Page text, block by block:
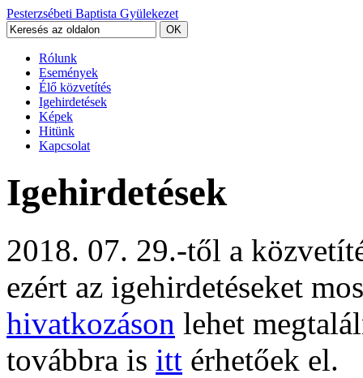
Pesterzsébeti Baptista Gyülekezet
Rólunk
Események
Élő közvetítés
Igehirdetések
Képek
Hitünk
Kapcsolat
Igehirdetések
2018. 07. 29.-től a
ezért az igehirdetéseket
hivatkozáson lehet
továbbra is itt érhetőek el.